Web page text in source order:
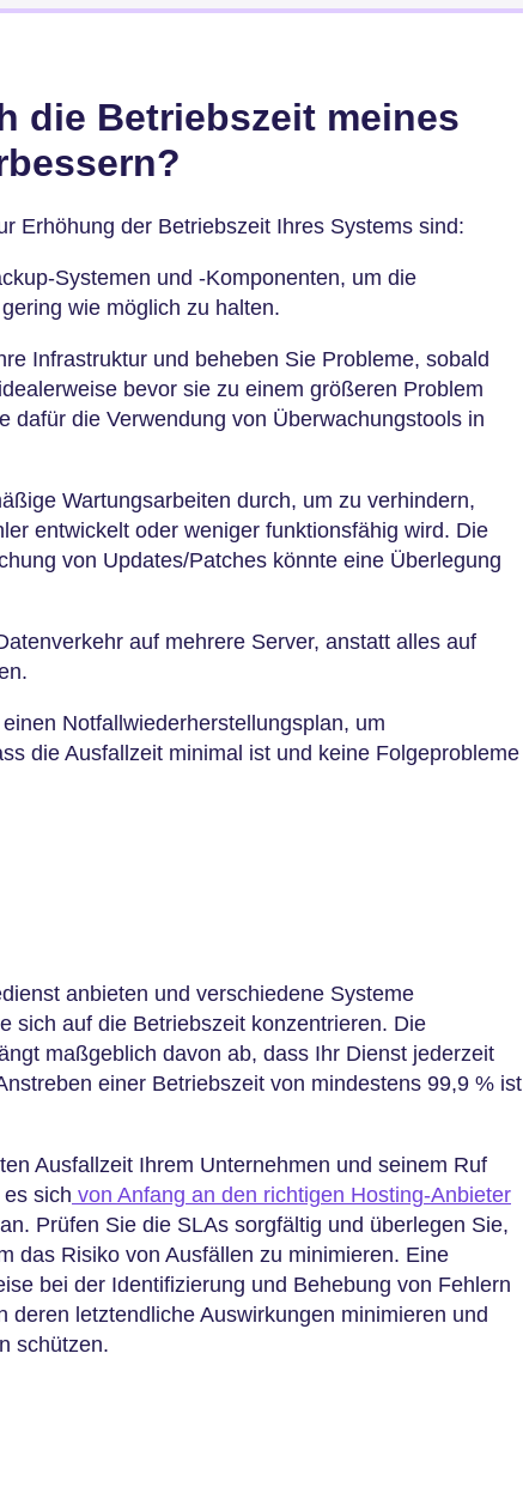
die Betriebszeit meines
Erhöhung der Betriebszeit Ihres Systems sind:
Systemen und -Komponenten, um die
wie möglich zu halten.
Infrastruktur und beheben Sie Probleme, sobald
bevor sie zu einem größeren Problem
dafür die Verwendung von Überwachungstools in
Wartungsarbeiten durch, um zu verhindern,
entwickelt oder weniger funktionsfähig wird. Die
von Updates/Patches könnte eine Überlegung
auf mehrere Server, anstatt alles auf
Notfallwiederherstellungsplan, um
die Ausfallzeit minimal ist und keine Folgeprobleme
anbieten und verschiedene Systeme
sich auf die Betriebszeit konzentrieren. Die
maßgeblich davon ab, dass Ihr Dienst jederzeit
einer Betriebszeit von mindestens 99,9 % ist
Ausfallzeit Ihrem Unternehmen und seinem Ruf
sich von Anfang an den richtigen Hosting-Anbieter
Prüfen Sie die SLAs sorgfältig und überlegen Sie,
das Risiko von Ausfällen zu minimieren. Eine
bei der Identifizierung und Behebung von Fehlern
deren letztendliche Auswirkungen minimieren und
schützen.